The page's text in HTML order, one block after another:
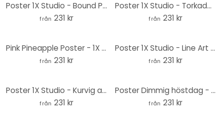
Poster 1X Studio - Bound Pampas Grass - Rund
från 231 kr
Poster 1X Studio - Torkade gräs - Rund
från 231 kr
Pink Pineapple Poster - 1X Studio - Rund
från 231 kr
Poster 1X Studio - Line Art Kvinnoporträtt - Rund
från 231 kr
Poster 1X Studio - Kurvig abstraktion - Rund
från 231 kr
Poster Dimmig höstdag - Eisenmann - Rund
från 231 kr